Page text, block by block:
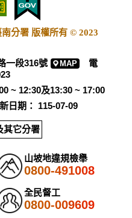
分署 版權所有 © 2023
一段316號 MAP
電
~ 12:30及13:30 ~ 17:00
期： 115-07-09
其它分署
山坡地違規檢舉
0800-491008
全民督工
0800-009609